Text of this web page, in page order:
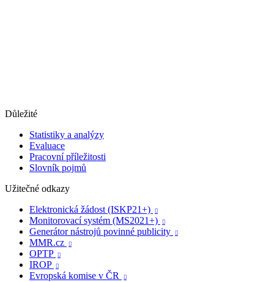
Důležité
Statistiky a analýzy
Evaluace
Pracovní příležitosti
Slovník pojmů
Užitečné odkazy
Elektronická žádost (ISKP21+)

Monitorovací systém (MS2021+) 
Generátor nástrojů povinné publicity 
MMR.cz 
OPTP 
IROP 
Evropská komise v ČR 